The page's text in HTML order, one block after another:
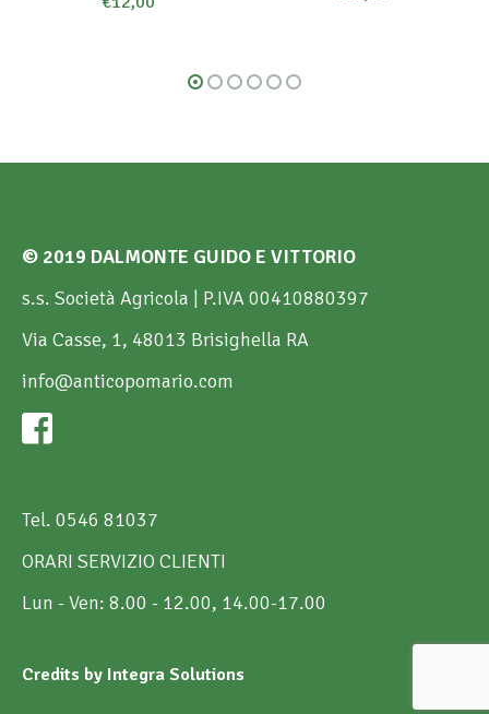
© 2019 DALMONTE GUIDO E VITTORIO
s.s. Società Agricola | P.IVA 00410880397
Via Casse, 1, 48013 Brisighella RA
info@anticopomario.com
Tel. 0546 81037
ORARI SERVIZIO CLIENTI
Lun - Ven: 8.00 - 12.00, 14.00-17.00
Credits by Integra Solutions